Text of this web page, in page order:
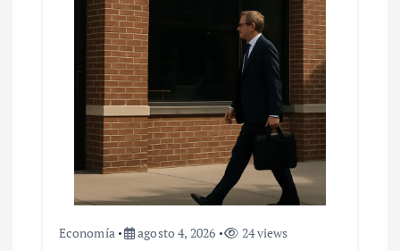
Economía agosto 4, 2026 24 views